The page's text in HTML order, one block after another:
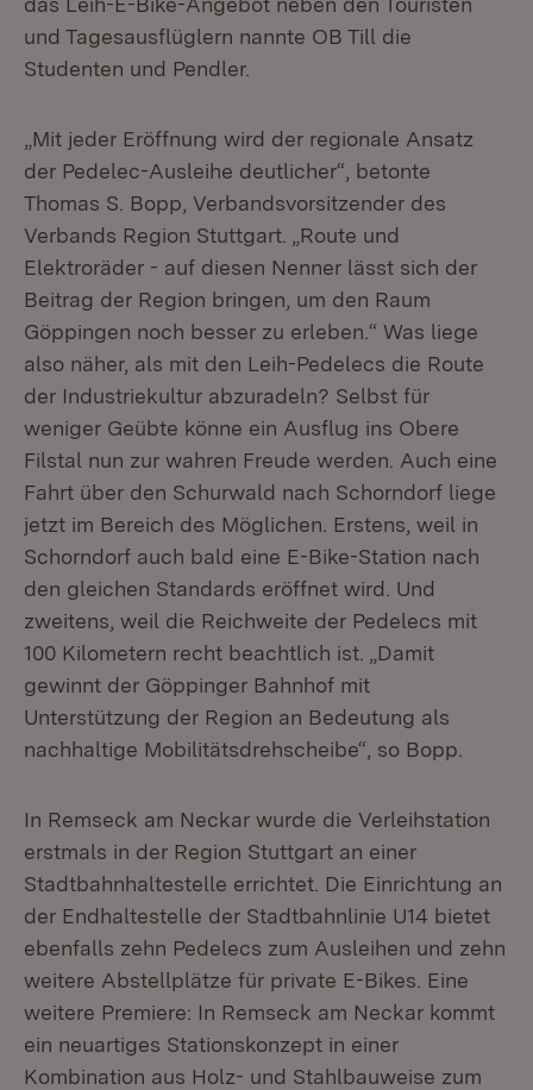
und Tagesausflüglern nannte OB Till die
Studenten und Pendler.
„Mit jeder Eröffnung wird der regionale Ansatz
der Pedelec-Ausleihe deutlicher“, betonte
Thomas S. Bopp, Verbandsvorsitzender des
Verbands Region Stuttgart. „Route und
Elektroräder - auf diesen Nenner lässt sich der
Beitrag der Region bringen, um den Raum
Göppingen noch besser zu erleben.“ Was liege
also näher, als mit den Leih-Pedelecs die Route
der Industriekultur abzuradeln? Selbst für
weniger Geübte könne ein Ausflug ins Obere
Filstal nun zur wahren Freude werden. Auch eine
Fahrt über den Schurwald nach Schorndorf liege
jetzt im Bereich des Möglichen. Erstens, weil in
Schorndorf auch bald eine E-Bike-Station nach
den gleichen Standards eröffnet wird. Und
zweitens, weil die Reichweite der Pedelecs mit
100 Kilometern recht beachtlich ist. „Damit
gewinnt der Göppinger Bahnhof mit
Unterstützung der Region an Bedeutung als
nachhaltige Mobilitätsdrehscheibe“, so Bopp.
In Remseck am Neckar wurde die Verleihstation
erstmals in der Region Stuttgart an einer
Stadtbahnhaltestelle errichtet. Die Einrichtung an
der Endhaltestelle der Stadtbahnlinie U14 bietet
ebenfalls zehn Pedelecs zum Ausleihen und zehn
weitere Abstellplätze für private E-Bikes. Eine
weitere Premiere: In Remseck am Neckar kommt
ein neuartiges Stationskonzept in einer
Kombination aus Holz- und Stahlbauweise zum